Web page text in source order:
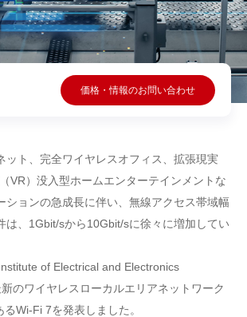
価格・情報のお問い合わせ
ット、完全ワイヤレスオフィス、拡張現実
VR）没入型ホームエンターテインメントな
ションの急成長に伴い、無線アクセス帯域幅
は、1Gbit/sから10Gbit/sに徐々に増加してい
of Electrical and Electronics
のワイヤレスローカルエリアネットワーク
るWi-Fi 7を発表しました。